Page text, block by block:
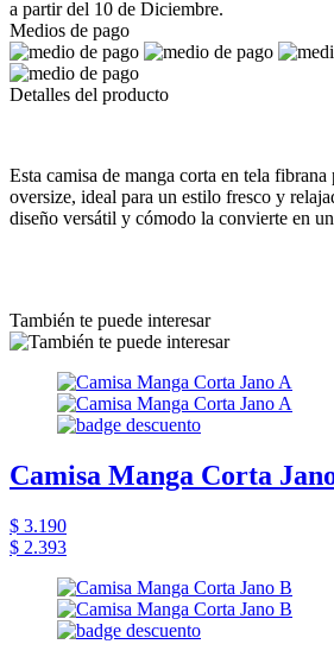
a partir del 10 de Diciembre.
Medios de pago
Detalles del producto
Esta camisa de manga corta en tela
oversize, ideal para un estilo fresco y
diseño versátil y cómodo la convierte en
También te puede interesar
Camisa Manga Corta
$ 3.190
$ 2.393